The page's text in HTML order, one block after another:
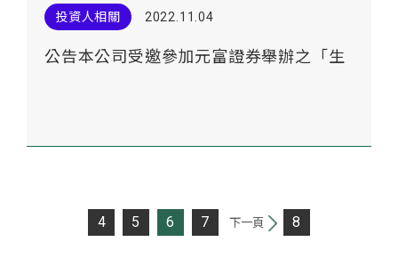
投資人相關 2022.11.04
公告本公司受邀參加元富證券舉辦之「生
4 5 6 7 下一頁 8